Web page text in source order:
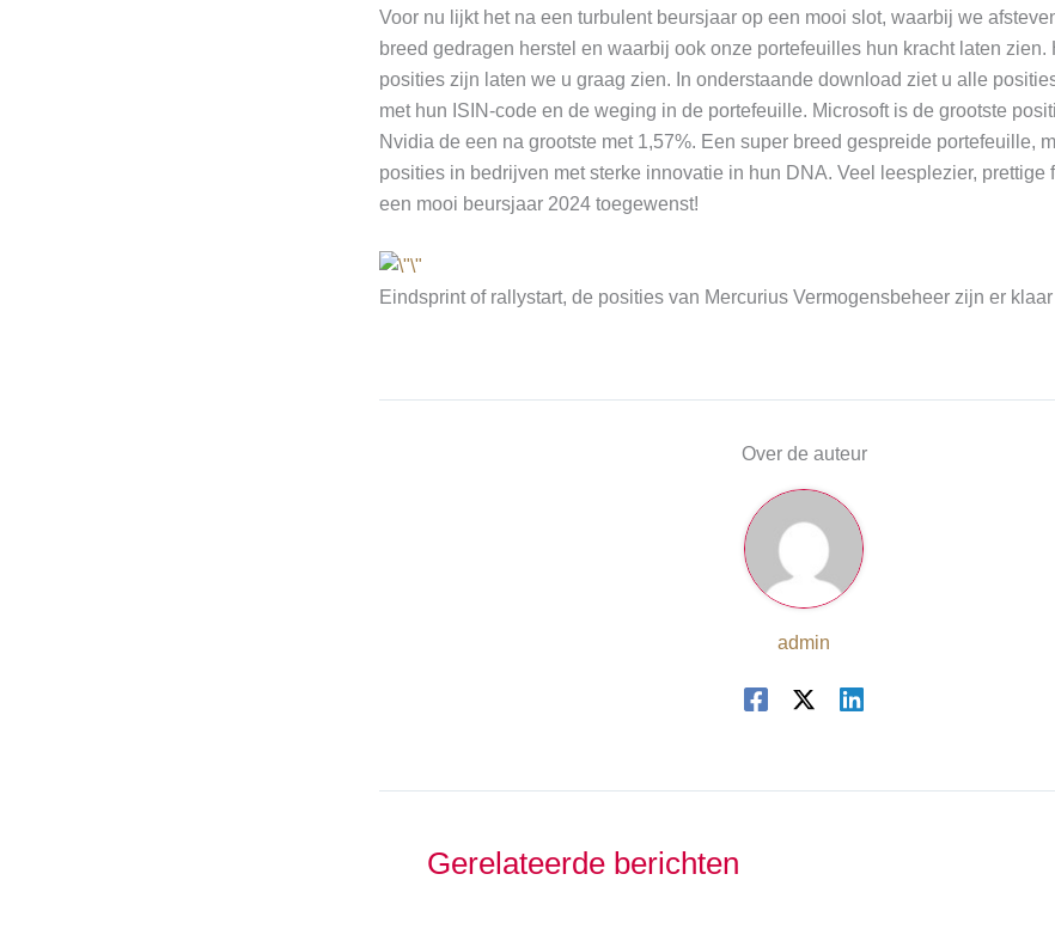
Voor nu lijkt het na een turbulent beursjaar op een mooi slot, waarbij we
breed gedragen herstel en waarbij ook onze portefeuilles hun kracht laten zien.
posities zijn laten we u graag zien. In onderstaande download ziet u alle
met hun ISIN-code en de weging in de portefeuille. Microsoft is de grootste
Nvidia de een na grootste met 1,57%. Een super breed gespreide portefeuille,
posities in bedrijven met sterke innovatie in hun DNA. Veel leesplezier, prettige
een mooi beursjaar 2024 toegewenst!
Eindsprint of rallystart, de posities van Mercurius Vermogensbeheer zijn er klaar
Over de auteur
admin
Gerelateerde berichten